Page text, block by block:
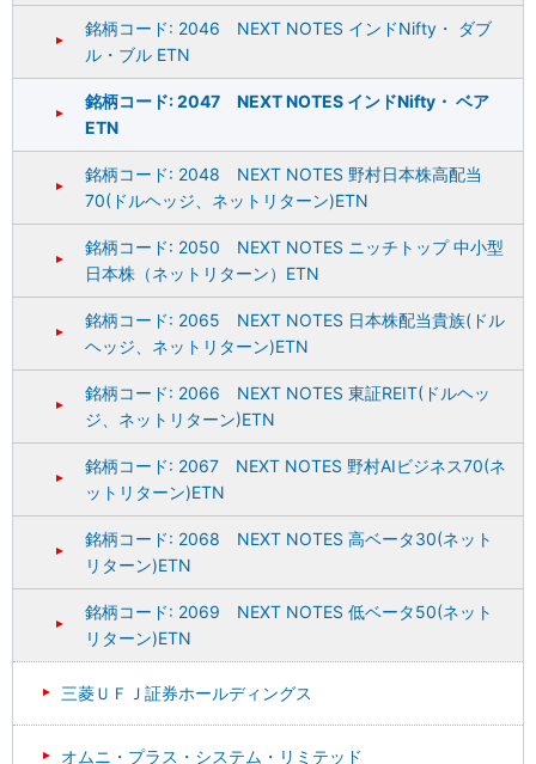
銘柄コード: 2046 NEXT NOTES インドNifty・ ダブ
ル・ブル ETN
銘柄コード: 2047 NEXT NOTES インドNifty・ ベア
ETN
銘柄コード: 2048 NEXT NOTES 野村日本株高配当
70(ドルヘッジ、ネットリターン)ETN
銘柄コード: 2050 NEXT NOTES ニッチトップ 中小型
日本株（ネットリターン）ETN
銘柄コード: 2065 NEXT NOTES 日本株配当貴族(ドル
ヘッジ、ネットリターン)ETN
銘柄コード: 2066 NEXT NOTES 東証REIT(ドルヘッ
ジ、ネットリターン)ETN
銘柄コード: 2067 NEXT NOTES 野村AIビジネス70(ネ
ットリターン)ETN
銘柄コード: 2068 NEXT NOTES 高ベータ30(ネット
リターン)ETN
銘柄コード: 2069 NEXT NOTES 低ベータ50(ネット
リターン)ETN
三菱ＵＦＪ証券ホールディングス
オムニ・プラス・システム・リミテッド